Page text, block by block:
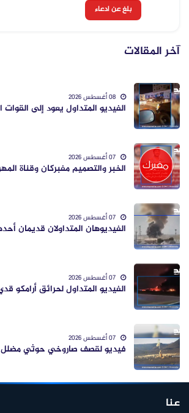
بلغ عن ادعاء
آخر المقالات
الفيديو المتداول يعود إلى القوات
الخبر والتصميم مفبركان وقناة
الفيديوهان المتداولان قديمان
الفيديو المتداول لحرائق أرامكو
فيديو لقصف صاروخي حوثي
عنا